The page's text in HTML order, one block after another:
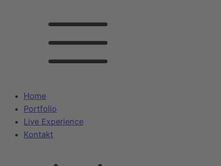
Home
Portfolio
Live Experience
Kontakt